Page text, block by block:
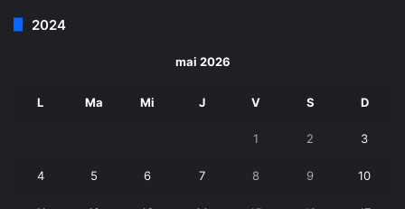
2024
mai 2026
L Ma Mi J V S D
1 2 3
4 5 6 7 8 9 10